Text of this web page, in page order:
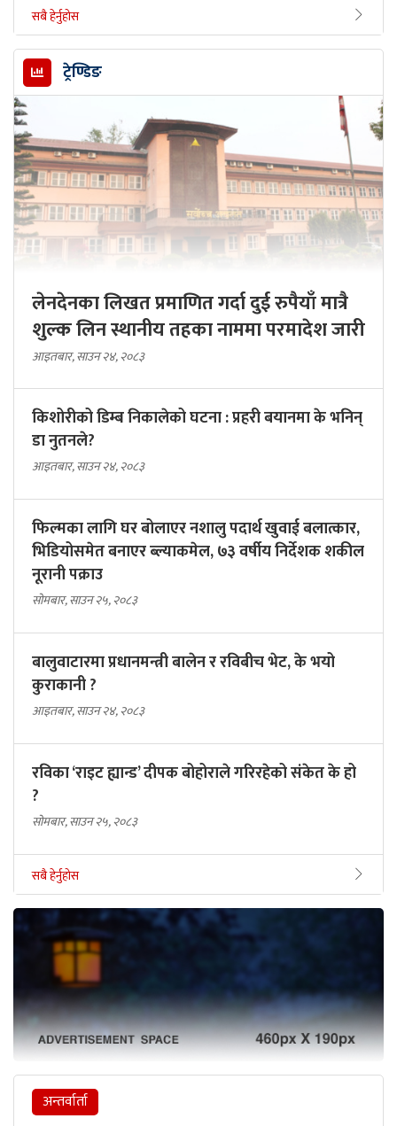
सबै हेर्नुहोस
ट्रेण्डिङ
लेनदेनका लिखत प्रमाणित गर्दा दुई रुपैयाँ मात्रै
शुल्क लिन स्थानीय तहका नाममा परमादेश जारी
आइतबार, साउन २४, २०८३
किशोरीको डिम्ब निकालेको घटना : प्रहरी बयानमा के भनिन्
डा नुतनले?
आइतबार, साउन २४, २०८३
फिल्मका लागि घर बोलाएर नशालु पदार्थ खुवाई बलात्कार,
भिडियोसमेत बनाएर ब्ल्याकमेल, ७३ वर्षीय निर्देशक शकील
नूरानी पक्राउ
सोमबार, साउन २५, २०८३
बालुवाटारमा प्रधानमन्त्री बालेन र रविबीच भेट, के भयो
कुराकानी ?
आइतबार, साउन २४, २०८३
रविका ‘राइट ह्यान्ड’ दीपक बोहोराले गरिरहेको संकेत के हो
?
सोमबार, साउन २५, २०८३
सबै हेर्नुहोस
अन्तर्वार्ता